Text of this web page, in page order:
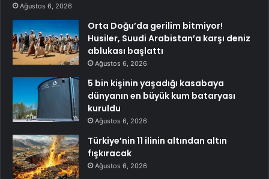
Ağustos 6, 2026
Orta Doğu’da gerilim bitmiyor!
Husiler, Suudi Arabistan’a karşı deniz
ablukası başlattı
Ağustos 6, 2026
5 bin kişinin yaşadığı kasabaya
dünyanın en büyük kum bataryası
kuruldu
Ağustos 6, 2026
Türkiye’nin 11 ilinin altından altın
fışkıracak
Ağustos 6, 2026